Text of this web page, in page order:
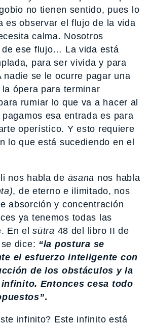
no tienen sentido, pues lo
es observar el flujo de la vida
calma. Nosotros
de ese flujo… La vida está
para ser vivida y para
nadie se le ocurre pagar una
ópera para terminar
rumiar lo que va a hacer al
esa entrada es para
operístico. Y esto requiere
lo que está sucediendo en el
nos habla de āsana nos habla
, de eterno e ilimitado, nos
absorción y concentración
ya tenemos todas las
En elsūtra 48 del libro II de
se dice: “la postura se
el esfuerzo inteligente con
de los obstáculos y la
Entonces cesa todo
.
infinito? Este infinito está